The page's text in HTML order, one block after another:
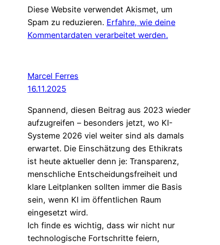
Diese Website verwendet Akismet, um
Spam zu reduzieren. Erfahre, wie deine
Kommentardaten verarbeitet werden.
Marcel Ferres
16.11.2025
Spannend, diesen Beitrag aus 2023 wieder
aufzugreifen – besonders jetzt, wo KI-
Systeme 2026 viel weiter sind als damals
erwartet. Die Einschätzung des Ethikrats
ist heute aktueller denn je: Transparenz,
menschliche Entscheidungsfreiheit und
klare Leitplanken sollten immer die Basis
sein, wenn KI im öffentlichen Raum
eingesetzt wird.
Ich finde es wichtig, dass wir nicht nur
technologische Fortschritte feiern,